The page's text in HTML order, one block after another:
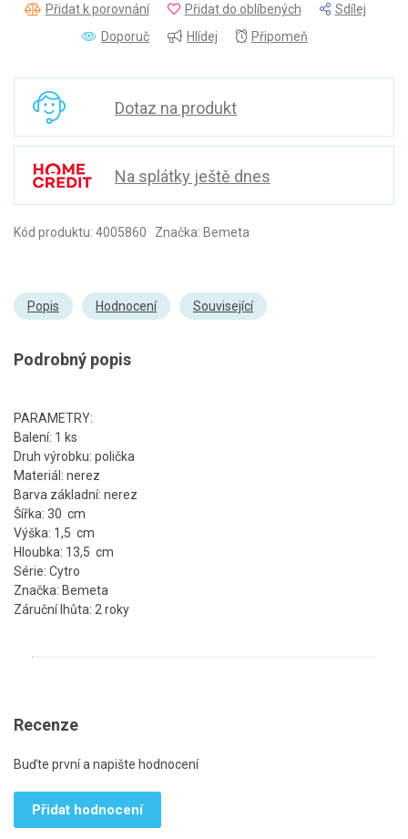
Přidat k porovnání Přidat do oblíbených
Sdílej
Doporuč
Hlídej Připomeň
Dotaz na produkt
Na splátky ještě dnes
Kód produktu: 4005860 Značka: Bemeta
Popis Hodnocení Související
Podrobný popis
PARAMETRY:
Balení: 1 ks
Druh výrobku: polička
Materiál: nerez
Barva základní: nerez
Šířka: 30 cm
Výška: 1,5 cm
Hloubka: 13,5 cm
Série: Cytro
Značka: Bemeta
Záruční lhůta: 2 roky
Recenze
Buďte první a napište hodnocení
Přidat hodnocení